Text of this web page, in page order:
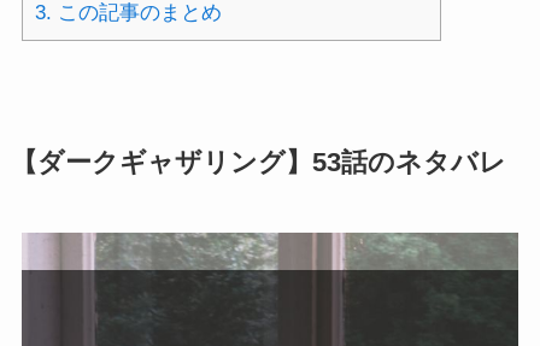
3. この記事のまとめ
【ダークギャザリング】53話のネタバレ